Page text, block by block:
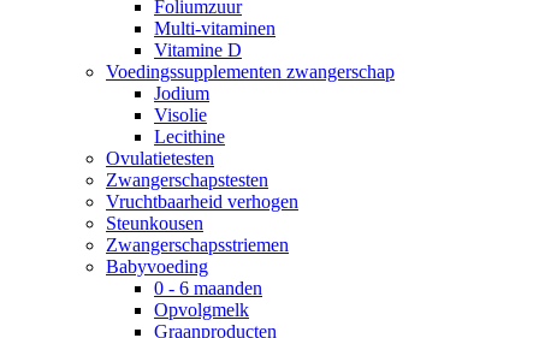
Foliumzuur
Multi-vitaminen
Vitamine D
Voedingssupplementen zwangerschap
Jodium
Visolie
Lecithine
Ovulatietesten
Zwangerschapstesten
Vruchtbaarheid verhogen
Steunkousen
Zwangerschapsstriemen
Babyvoeding
0 - 6 maanden
Opvolgmelk
Graanproducten